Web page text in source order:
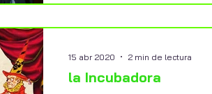
la Incubadora
15 abr 2020 2 min de lectura